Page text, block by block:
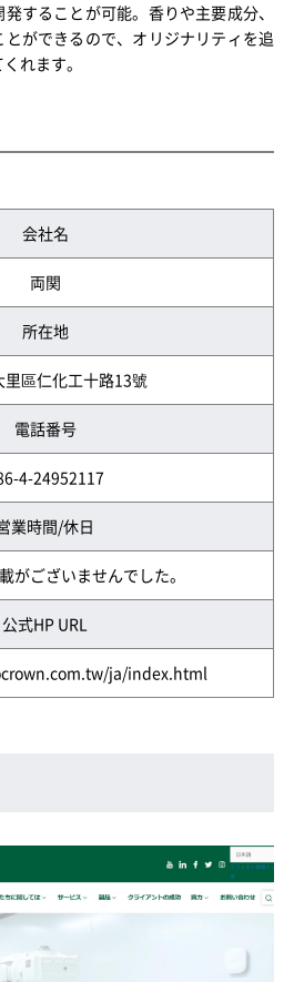
することが可能。香りや主要成分、
ができるので、オリジナリティを追
れます。
会社名
両関
所在地
里區仁化工十路13號
電話番号
4-24952117
業時間/休日
がございませんでした。
公式HP URL
ja/index.html